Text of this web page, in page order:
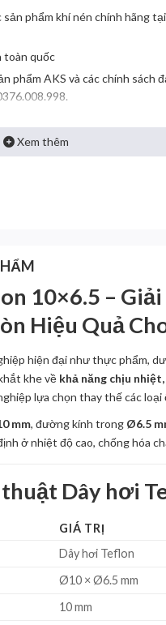
sản phẩm khí nén chính hãng
toàn quốc
phẩm AKS và các chính sách
0376.008.998.
Xem thêm
10×6.5 –
Hiệu Quả
hiện đại như thực phẩm,
khe về khả năng chịu
lựa chọn thay thế các
mm, đường kính trong Ø6.5
ở nhiệt độ cao, chống hóa
Dây hơi
GIÁ TRỊ
Dây hơi Teflon
Ø10 × Ø6.5 mm
10 mm